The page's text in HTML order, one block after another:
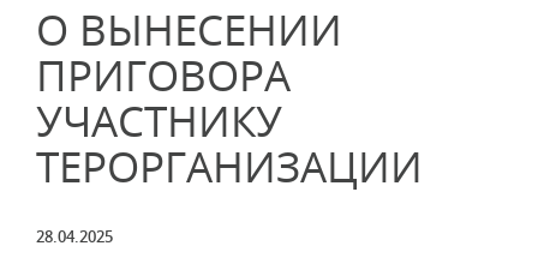
О ВЫНЕСЕНИИ
ПРИГОВОРА
УЧАСТНИКУ
ТЕРОРГАНИЗАЦИИ
28.04.2025